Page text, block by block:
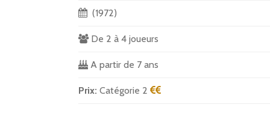
(1972)
De 2 à 4 joueurs
A partir de 7 ans
Prix: Catégorie 2